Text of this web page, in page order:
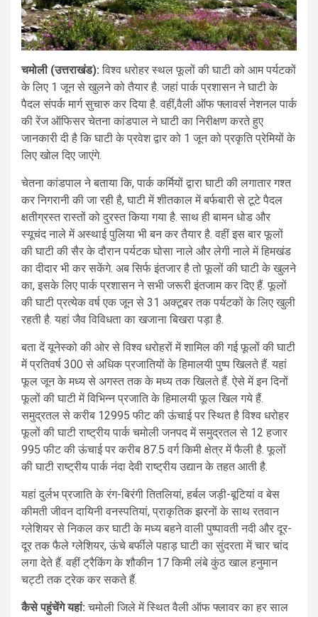
चमोली (उत्तराखंड): विश्व धरोहर स्थल फूलों की घाटी को आम पर्यटकों
के लिए 1 जून से खुलने को तैयार है. जहां पार्क प्रशासन ने घाटी के
पैदल संपर्क मार्ग सुचारु कर दिया है. वहीं,वैली ऑफ फ्लावर्स नेशनल पार्क
की रेंज ऑफिसर चेतना कांडपाल ने घाटी का निरीक्षण करते हुए
जानकारी दी है कि घाटी के प्रवेश द्वार को 1 जून को प्रकृति प्रेमियों के
लिए खोल दिए जाएंगे.
चेतना कांडपाल ने बताया कि, पार्क कर्मियों द्वारा घाटी की लगातार गश्त
कर निगरानी की जा रही है, घाटी में शीतकाल में बर्फबारी से टूटे पैदल
क्षतीग्रस्त रास्तों को दुरस्त किया गया है. साथ ही बामन धोड और
स्यूचंद नाले में अस्थाई पुलिया भी बन कर तैयार है. वहीं इस बार फूलों
की घाटी की सैर के दौरान पर्यटक घोसा नाले और लेगी नाले में हिमखंड
का दीदार भी कर सकेंगे. अब सिर्फ इंतजार है तो फूलों की घाटी के खुलने
का, इसके लिए पार्क प्रशासन ने सभी जरूरी इंतजाम कर दिए हैं. फूलों
की घाटी प्रत्येक वर्ष एक जून से 31 अक्टूबर तक पर्यटकों के लिए खुली
रहती है. यहां जैव विविधता का खजाना बिखरा पड़ा है.
बता दें यूनेस्को की ओर से विश्व धरोहरों में शामिल की गई फूलों की घाटी
में प्रतिवर्ष 300 से अधिक प्रजातियों के हिमालयी पुष्प खिलते हैं. यहां
फूल जून के मध्य से अगस्त तक के मध्य तक खिलते हैं. ऐसे में इन दिनों
फूलों की घाटी में विभिन्न प्रजाति के हिमालयी फूल खिल गये हैं.
समुद्रतल से करीब 12995 फीट की ऊंचाई पर स्थित है विश्व धरोहर
फूलों की घाटी राष्ट्रीय पार्क चमोली जनपद में समुद्रतल से 12 हजार
995 फीट की ऊंचाई पर करीब 87.5 वर्ग किमी क्षेत्र में फैली है. फूलों
की घाटी राष्ट्रीय पार्क नंदा देवी राष्ट्रीय उद्यान के तहत आती है.
यहां दुर्लभ प्रजाति के रंग-बिरंगी तितलियां, हर्बल जड़ी-बूटियां व बेस
कीमती जीवन दायिनी वनस्पतियां, प्राकृतिक झरनों के साथ रतवान
ग्लेशियर से निकल कर घाटी के मध्य बहने वाली पुष्पावती नदी और दूर-
दूर तक फैले ग्लेशियर, ऊंचे बर्फीले पहाड़ घाटी का सुंदरता में चार चांद
लगा देते हैं. वहीं ट्रैकिंग के शौकीन 17 किमी लंबे कुंठ खाल हनुमान
चट्टी तक ट्रेक कर सकते हैं.
कैसे पहुंचेंगे यहां: चमोली जिले में स्थित वैली ऑफ फ्लावर का हर साल